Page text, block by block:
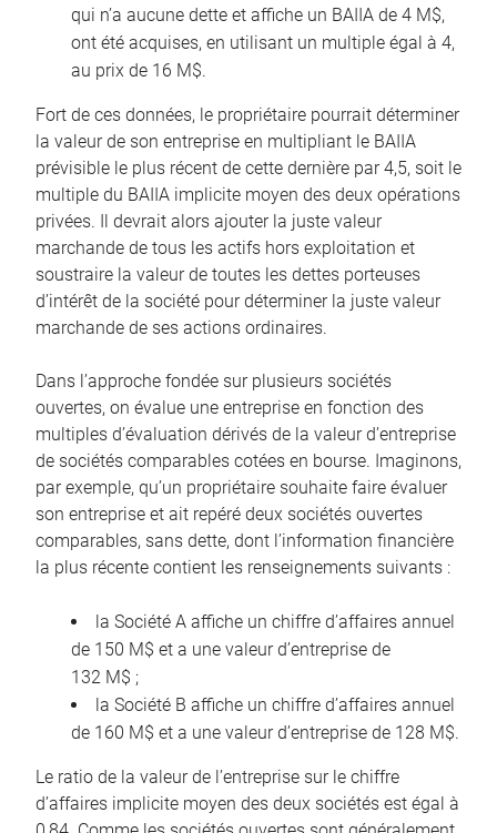
qui n’a aucune dette et affiche un BAIIA de 4 M$,
ont été acquises, en utilisant un multiple égal à 4,
au prix de 16 M$.
Fort de ces données, le propriétaire pourrait déterminer
la valeur de son entreprise en multipliant le BAIIA
prévisible le plus récent de cette dernière par 4,5, soit le
multiple du BAIIA implicite moyen des deux opérations
privées. Il devrait alors ajouter la juste valeur
marchande de tous les actifs hors exploitation et
soustraire la valeur de toutes les dettes porteuses
d’intérêt de la société pour déterminer la juste valeur
marchande de ses actions ordinaires.
Dans l’approche fondée sur plusieurs sociétés
ouvertes, on évalue une entreprise en fonction des
multiples d’évaluation dérivés de la valeur d’entreprise
de sociétés comparables cotées en bourse. Imaginons,
par exemple, qu’un propriétaire souhaite faire évaluer
son entreprise et ait repéré deux sociétés ouvertes
comparables, sans dette, dont l’information financière
la plus récente contient les renseignements suivants :
la Société A affiche un chiffre d’affaires annuel
de 150 M$ et a une valeur d’entreprise de
132 M$ ;
la Société B affiche un chiffre d’affaires annuel
de 160 M$ et a une valeur d’entreprise de 128 M$.
Le ratio de la valeur de l’entreprise sur le chiffre
d’affaires implicite moyen des deux sociétés est égal à